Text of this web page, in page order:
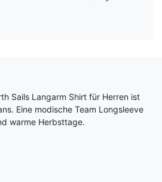
Sails Langarm Shirt für Herren ist
Eine modische Team Longsleeve
warme Herbsttage.